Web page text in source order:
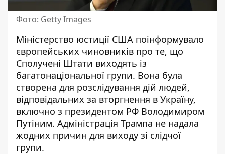
Фото: Getty Images
Міністерство юстиції США поінформувало
європейських чиновників про те, що
Сполучені Штати виходять із
багатонаціональної групи. Вона була
створена для розслідування дій людей,
відповідальних за вторгнення в Україну,
включно з президентом РФ Володимиром
Путіним. Адміністрація Трампа не надала
жодних причин для виходу зі слідчої
групи.